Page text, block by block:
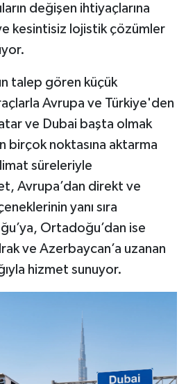
değişen ihtiyaçlarına
kesintisiz lojistik çözümler
talep gören küçük
Avrupa ve Türkiye'den
ve Dubai başta olmak
birçok noktasına aktarma
süreleriyle
Avrupa’dan direkt ve
yanı sıra
Ortadoğu’dan ise
ve Azerbaycan’a uzanan
hizmet sunuyor.